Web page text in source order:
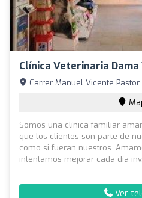
Clínica Veterinaria Dama
Carrer Manuel Vicente
Somos una clínica familiar
que los clientes son parte de
como si fueran nuestros.
intentamos mejorar cada día
Ver